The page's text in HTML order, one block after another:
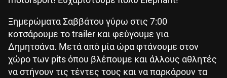
Ξημερώματα Σαββάτου γύρω στις 7:00
κοτσάρουμε το trailer και φεύγουμε για
Δημητσάνα. Μετά από μία ώρα φτάνουμε στον
χώρο των pits όπου βλέπουμε και άλλους αθλητές
να στήνουν τις τέντες τους και να παρκάρουν τα